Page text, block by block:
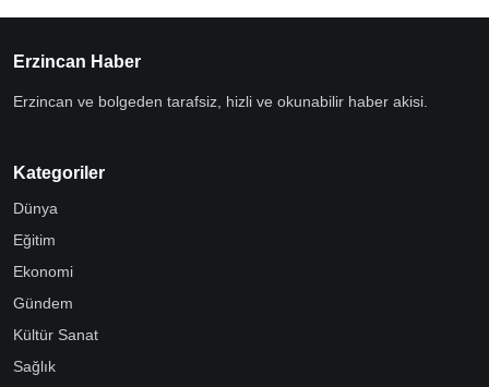
Erzincan Haber
Erzincan ve bolgeden tarafsiz, hizli ve okunabilir haber akisi.
Kategoriler
Dünya
Eğitim
Ekonomi
Gündem
Kültür Sanat
Sağlık